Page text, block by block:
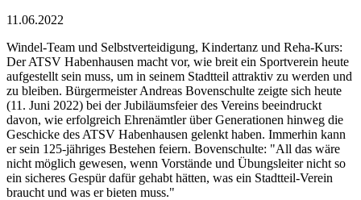
11.06.2022
Windel-Team und Selbstverteidigung, Kindertanz und Reha-Kurs:
Der ATSV Habenhausen macht vor, wie breit ein Sportverein heute
aufgestellt sein muss, um in seinem Stadtteil attraktiv zu werden und
zu bleiben. Bürgermeister Andreas Bovenschulte zeigte sich heute
(11. Juni 2022) bei der Jubiläumsfeier des Vereins beeindruckt
davon, wie erfolgreich Ehrenämtler über Generationen hinweg die
Geschicke des ATSV Habenhausen gelenkt haben. Immerhin kann
er sein 125-jähriges Bestehen feiern. Bovenschulte: "All das wäre
nicht möglich gewesen, wenn Vorstände und Übungsleiter nicht so
ein sicheres Gespür dafür gehabt hätten, was ein Stadtteil-Verein
braucht und was er bieten muss."